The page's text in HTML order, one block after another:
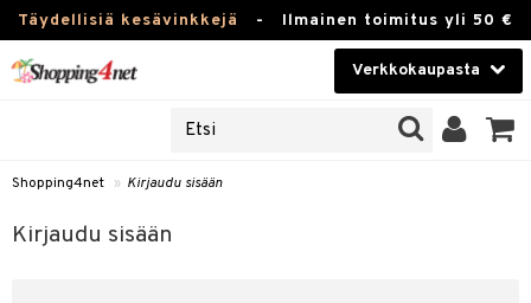
Täydellisiä kesävinkkejä - Ilmainen toimitus yli 50 €
Verkkokaupasta
Piilolinssit
Luontaistuotteet
Shopping4net » Kirjaudu sisään
Kirjaudu sisään
sisään